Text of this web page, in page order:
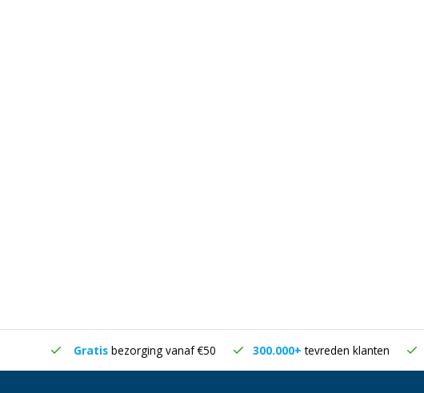
Gratis bezorging vanaf €50 300.000+tevreden klanten